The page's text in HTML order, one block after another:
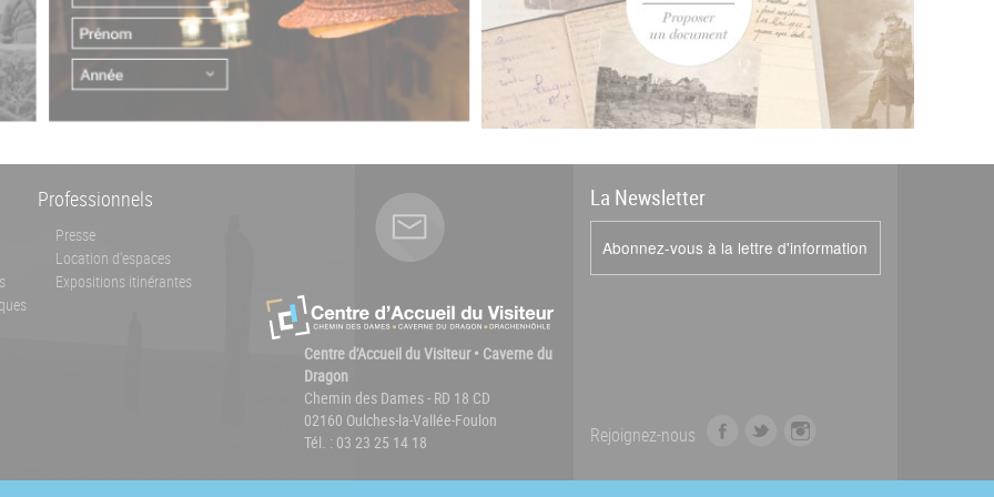
Professionnels
Presse
Location d'espaces
Expositions itinérantes
Centre d'Accueil du Visiteur • Caverne du
Dragon
Chemin des Dames - RD 18 CD
02160 Oulches-la-Vallée-Foulon
Tél. : 03 23 25 14 18
La Newsletter
Abonnez-vous à la lettre d'information
Rejoignez-nous